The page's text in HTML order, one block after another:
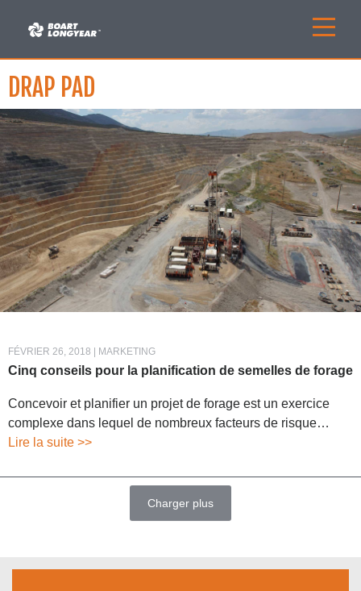
DRAP PAD
FÉVRIER 26, 2018 | MARKETING
Cinq conseils pour la planification de semelles de forage
Concevoir et planifier un projet de forage est un exercice
complexe dans lequel de nombreux facteurs de risque…
Lire la suite >>
Charger plus